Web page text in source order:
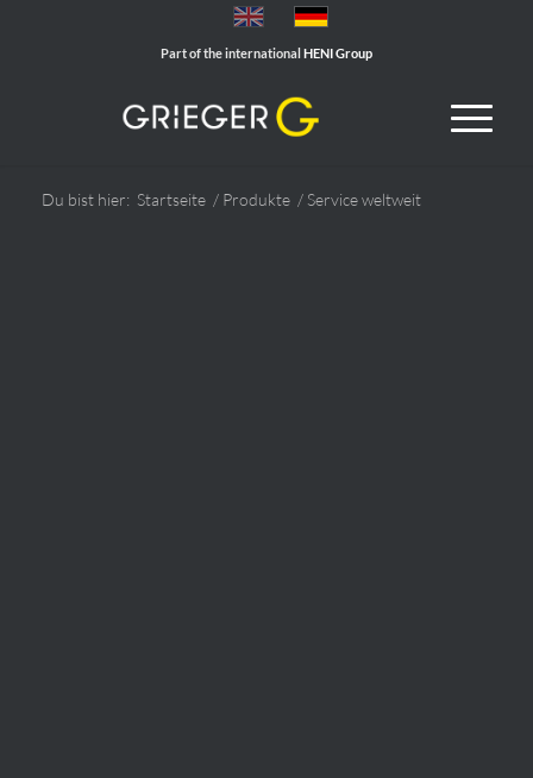
Part of the internationalHENI Group
Du bist hier: Startseite / Produkte / Service weltweit